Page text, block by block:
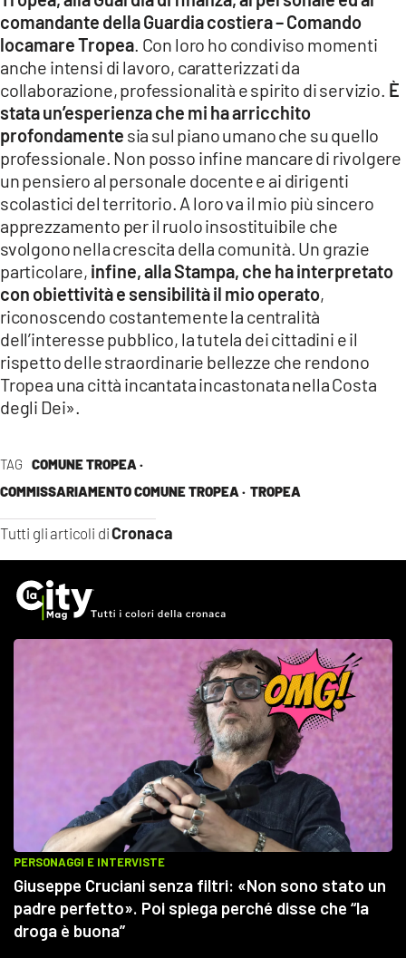
TAG
COMUNE TROPEA ·
COMMISSARIAMENTO COMUNE TROPEA · TROPEA
Tutti gli articoli diCronaca
comandante della Guardia costiera – Comando
locamare Tropea . Con loro ho condiviso momenti
anche intensi di lavoro, caratterizzati da
collaborazione, professionalità e spirito di servizio. È
stata un’esperienza che mi ha arricchito
profondamente sia sul piano umano che su quello
professionale. Non posso infine mancare di rivolgere
un pensiero al personale docente e ai dirigenti
scolastici del territorio. A loro va il mio più sincero
apprezzamento per il ruolo insostituibile che
svolgono nella crescita della comunità. Un grazie
particolare, infine, alla Stampa, che ha interpretato
con obiettività e sensibilità il mio operato,
riconoscendo costantemente la centralità
dell’interesse pubblico, la tutela dei cittadini e il
rispetto delle straordinarie bellezze che rendono
Tropea una città incantata incastonata nella Costa
degli Dei».